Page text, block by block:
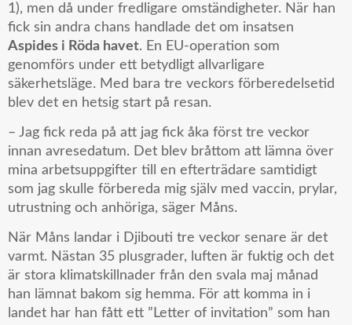
1), men då under fredligare omständigheter. När han
fick sin andra chans handlade det om insatsen
Aspides i Röda havet. En EU-operation som
genomförs under ett betydligt allvarligare
säkerhetsläge. Med bara tre veckors förberedelsetid
blev det en hetsig start på resan.
– Jag fick reda på att jag fick åka först tre veckor
innan avresedatum. Det blev bråttom att lämna över
mina arbetsuppgifter till en efterträdare samtidigt
som jag skulle förbereda mig själv med vaccin, prylar,
utrustning och anhöriga, säger Måns.
När Måns landar i Djibouti tre veckor senare är det
varmt. Nästan 35 plusgrader, luften är fuktig och det
är stora klimatskillnader från den svala maj månad
han lämnat bakom sig hemma. För att komma in i
landet har han fått ett ”Letter of invitation” som han